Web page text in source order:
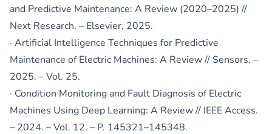
and Predictive Maintenance: A Review (2020–2025) //
Next Research. – Elsevier, 2025.
· Artificial Intelligence Techniques for Predictive
Maintenance of Electric Machines: A Review // Sensors. –
2025. – Vol. 25.
· Condition Monitoring and Fault Diagnosis of Electric
Machines Using Deep Learning: A Review // IEEE Access.
– 2024. – Vol. 12. – P. 145321–145348.